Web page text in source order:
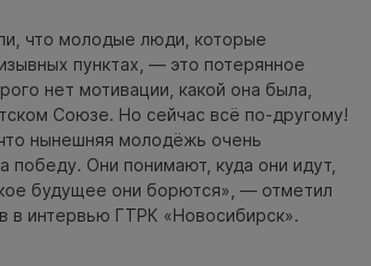
что молодые люди, которые
пунктах, — это потерянное
нет мотивации, какой она была,
Союзе. Но сейчас всё по-другому!
нынешняя молодёжь очень
победу. Они понимают, куда они идут,
будущее они борются», — отметил
в интервью ГТРК «Новосибирск».